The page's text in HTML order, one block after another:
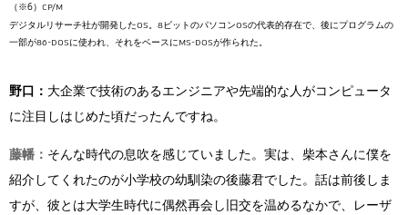
CP/M
デジタルリサーチ社が開発したOS。8ビットのパソコンOSの代表的存在で、後にプログラムの
一部が86-DOSに使われ、それをベースにMS-DOSが作られた。
野口： 大企業で技術のあるエンジニアや先端的な人がコンピュータ
に注目しはじめた頃だったんですね。
藤幡： そんな時代の息吹を感じていました。実は、柴本さんに僕を
紹介してくれたのが小学校の幼馴染の後藤君でした。話は前後しま
すが、彼とは大学生時代に偶然再会し旧交を温めるなかで、レーザ